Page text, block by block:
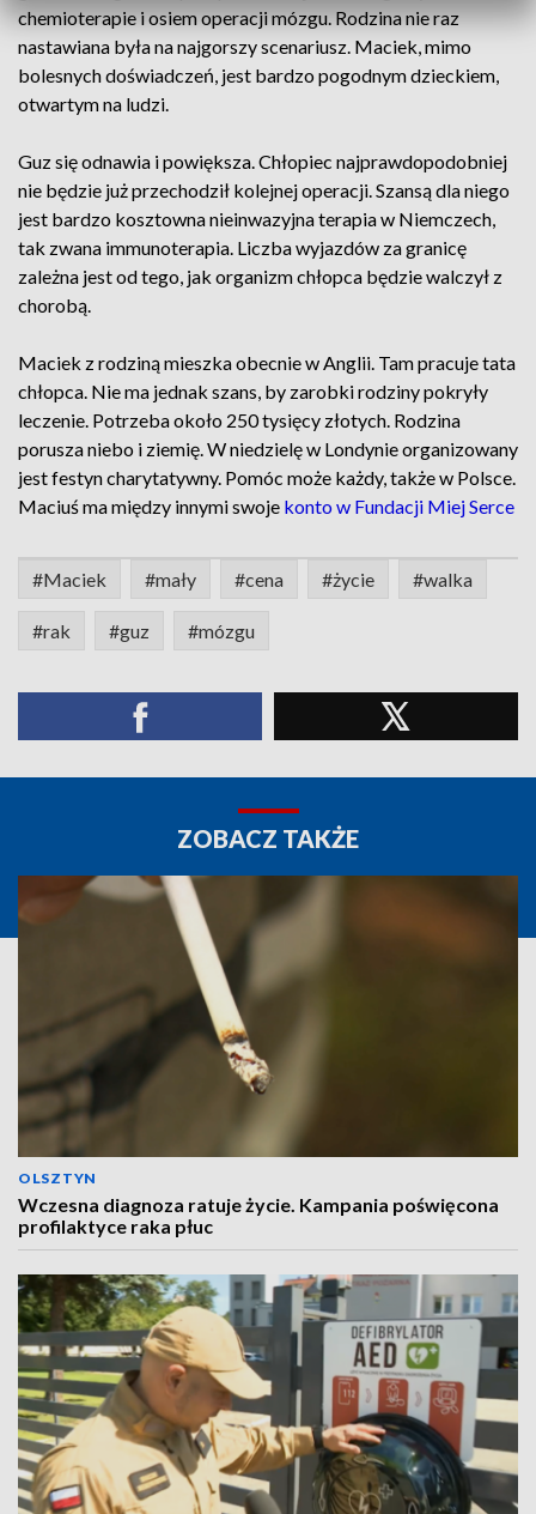
chemioterapie i osiem operacji mózgu. Rodzina nie raz
nastawiana była na najgorszy scenariusz. Maciek, mimo
bolesnych doświadczeń, jest bardzo pogodnym dzieckiem,
otwartym na ludzi.
Guz się odnawia i powiększa. Chłopiec najprawdopodobniej
nie będzie już przechodził kolejnej operacji. Szansą dla niego
jest bardzo kosztowna nieinwazyjna terapia w Niemczech,
tak zwana immunoterapia. Liczba wyjazdów za granicę
zależna jest od tego, jak organizm chłopca będzie walczył z
chorobą.
Maciek z rodziną mieszka obecnie w Anglii. Tam pracuje tata
chłopca. Nie ma jednak szans, by zarobki rodziny pokryły
leczenie. Potrzeba około 250 tysięcy złotych. Rodzina
porusza niebo i ziemię. W niedzielę w Londynie organizowany
jest festyn charytatywny. Pomóc może każdy, także w Polsce.
Maciuś ma między innymi swoje konto w Fundacji Miej Serce
#Maciek #mały #cena #życie #walka
#rak #guz #mózgu
ZOBACZ TAKŻE
OLSZTYN
Wczesna diagnoza ratuje życie. Kampania poświęcona
profilaktyce raka płuc